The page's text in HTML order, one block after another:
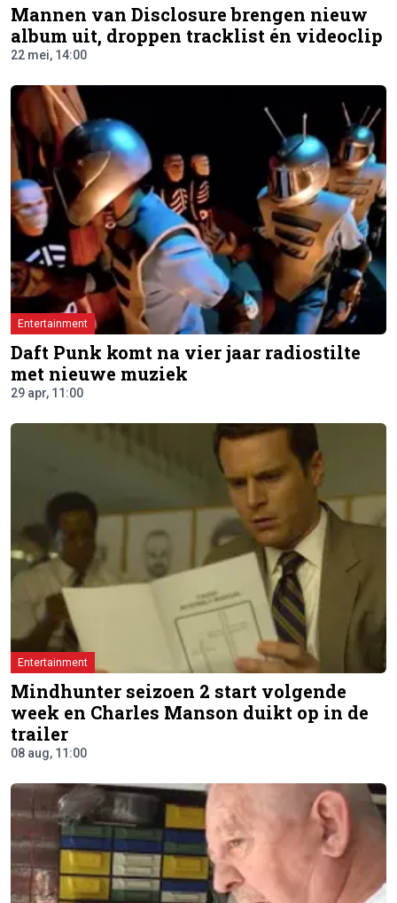
Mannen van Disclosure brengen nieuw
album uit, droppen tracklist én videoclip
22 mei, 14:00
Entertainment
Daft Punk komt na vier jaar radiostilte
met nieuwe muziek
29 apr, 11:00
Entertainment
Mindhunter seizoen 2 start volgende
week en Charles Manson duikt op in de
trailer
08 aug, 11:00